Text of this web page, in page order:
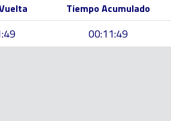
Tiempo Acumulado
00:11:49